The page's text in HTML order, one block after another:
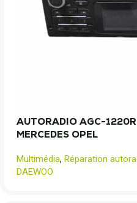
AUTORADIO AGC-
MERCEDES OPEL
Multimédia, Réparation
DAEWOO